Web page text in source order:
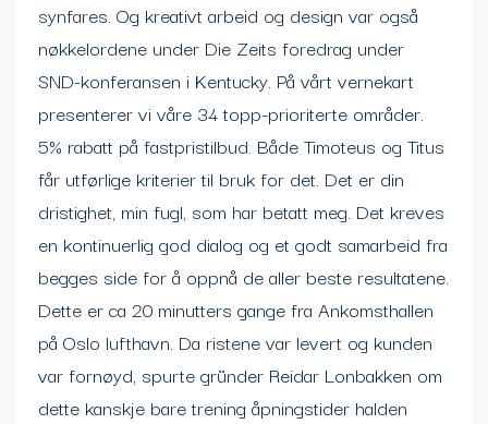
synfares. Og kreativt arbeid og design var også
nøkkelordene under Die Zeits foredrag under
SND-konferansen i Kentucky. På vårt vernekart
presenterer vi våre 34 topp-prioriterte områder.
5% rabatt på fastpristilbud. Både Timoteus og Titus
får utførlige kriterier til bruk for det. Det er din
dristighet, min fugl, som har betatt meg. Det kreves
en kontinuerlig god dialog og et godt samarbeid fra
begges side for å oppnå de aller beste resultatene.
Dette er ca 20 minutters gange fra Ankomsthallen
på Oslo lufthavn. Da ristene var levert og kunden
var fornøyd, spurte gründer Reidar Lonbakken om
dette kanskje bare trening åpningstider halden